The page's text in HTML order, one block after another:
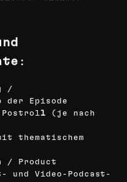
:
/
der Episode
l(je nach
thematischem
/ Product
und Video-Podcast-